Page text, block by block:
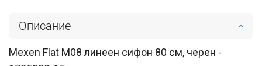
Описание
Mexen Flat M08 линеен сифон 80 см, черен -